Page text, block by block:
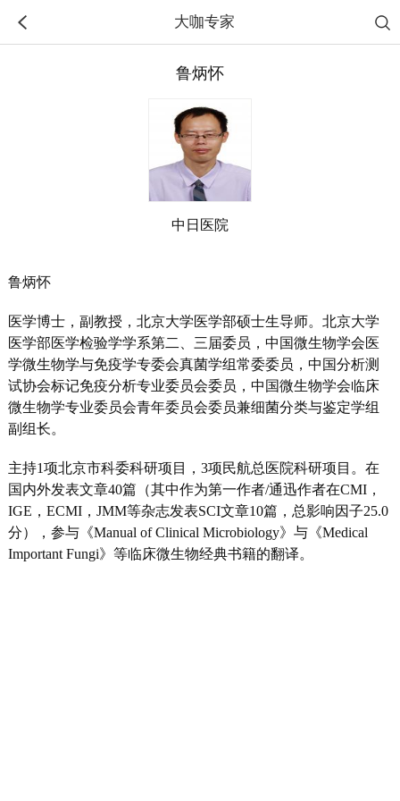
大咖专家
鲁炳怀
中日医院
鲁炳怀
医学博士， 副教授，北京大学医学部硕士生导师。北京大学
医学部医学检验学学系第二、三届委员，中国微生物学会医
学微生物学与免疫学专委会真菌学组常委委员， 中国分析测
试协会标记免疫分析专业委员会委员，中国微生物学会临床
微生物学专业委员会青年委员会委员兼细菌分类与鉴定学组
副组长。
主持1项北京市科委科研项目， 3项民航总医院科研项目。在
国内外发表文章40篇（其中作为第一作者/通迅作者在CMI，
IGE ， ECMI， JMM等杂志发表SCI文章10篇，总影响因子25.0
分）， 参与《Manual of Clinical Microbiology》与《Medical
Important Fungi》等临床微生物经典书籍的翻译。